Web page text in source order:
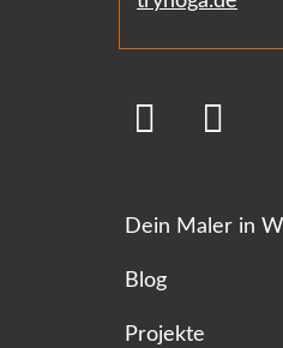
Dein Maler in
Blog
Projekte